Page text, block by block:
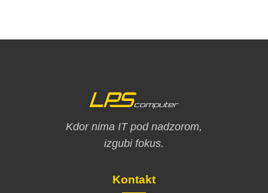
Kdor nima IT pod nadzorom,
izgubi fokus.
Kontakt